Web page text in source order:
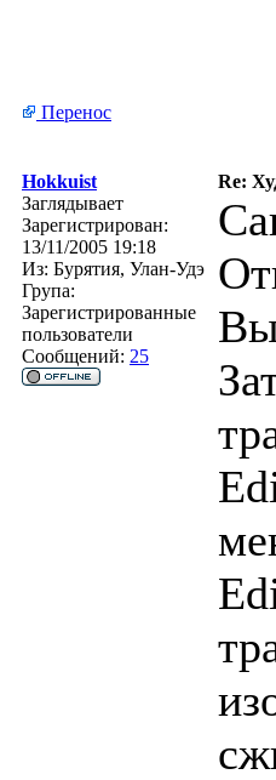
Перенос
Hokkuist
Re:
Заглядывает
Зарегистрирован:
13/11/2005 19:18
Из: Бурятия, Улан-Удэ
Група:
Зарегистрированные
пользователи
Сообщений: 25